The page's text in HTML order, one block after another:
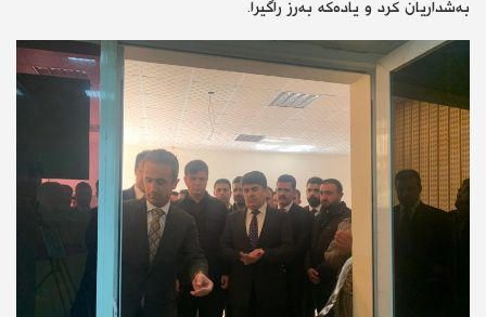
بەشداریان كرد و یادەكە بەرز راگیرا.